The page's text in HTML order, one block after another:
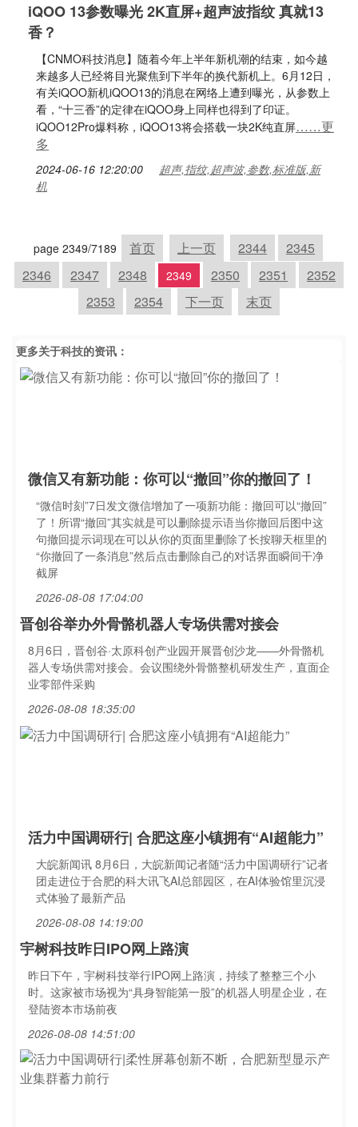
iQOO 13参数曝光 2K直屏+超声波指纹 真就13
香？
【CNMO科技消息】随着今年上半年新机潮的结束，如今越
来越多人已经将目光聚焦到下半年的换代新机上。6月12日，
有关iQOO新机iQOO13的消息在网络上遭到曝光，从参数上
看，“十三香”的定律在iQOO身上同样也得到了印证。
iQOO12Pro爆料称，iQOO13将会搭载一块2K纯直屏……更
多
2024-06-16 12:20:00
超声,指纹,超声波,参数,标准版,新
机
page 2349/7189 首页 上一页 2344
2345
2346
2347 2348 2349 2350 2351
2352
2353
2354 下一页 末页
更多关于科技的资讯：
微信又有新功能：你可以“撤回”你的撤回了！
“微信时刻”7日发文微信增加了一项新功能：撤回可以“撤回”
了！所谓“撤回”其实就是可以删除提示语当你撤回后图中这
句撤回提示词现在可以从你的页面里删除了长按聊天框里的
“你撤回了一条消息”然后点击删除自己的对话界面瞬间干净
截屏
2026-08-08 17:04:00
晋创谷举办外骨骼机器人专场供需对接会
8月6日，晋创谷·太原科创产业园开展晋创沙龙——外骨骼机
器人专场供需对接会。会议围绕外骨骼整机研发生产，直面企
业零部件采购
2026-08-08 18:35:00
活力中国调研行| 合肥这座小镇拥有“AI超能力”
大皖新闻讯 8月6日，大皖新闻记者随“活力中国调研行”记者
团走进位于合肥的科大讯飞AI总部园区，在AI体验馆里沉浸
式体验了最新产品
2026-08-08 14:19:00
宇树科技昨日IPO网上路演
昨日下午，宇树科技举行IPO网上路演，持续了整整三个小
时。这家被市场视为“具身智能第一股”的机器人明星企业，在
登陆资本市场前夜
2026-08-08 14:51:00